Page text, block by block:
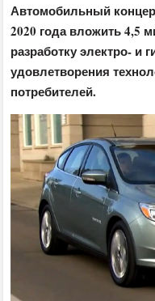
Автомобильный
2020 года вложить 4,5
разработку электро- и
удовлетворения
потребителей.